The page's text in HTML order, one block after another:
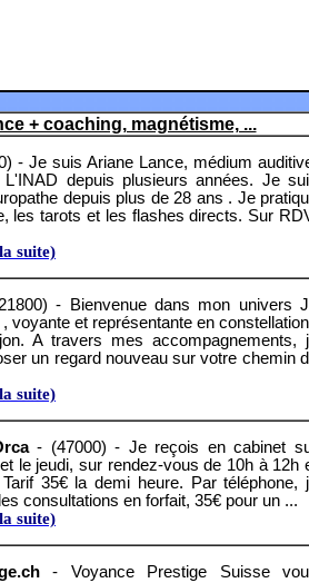
+ coaching, magnétisme, ...
- Je suis Ariane Lance, médium
depuis plusieurs années. Je
depuis plus de 28 ans . Je
les tarots et les flashes directs. Sur
suite)
- Bienvenue dans mon univers
voyante et représentante en
A travers mes accompagnements,
un regard nouveau sur votre chemin
suite)
- (47000) - Je reçois en cabinet
le jeudi, sur rendez-vous de 10h à 12h
35€ la demi heure. Par téléphone,
consultations en forfait, 35€ pour un ...
suite)
- Voyance Prestige Suisse